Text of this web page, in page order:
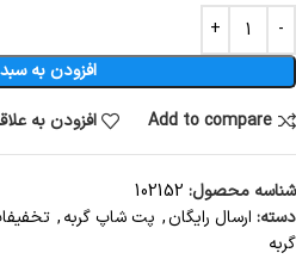
افزودن به
Add to compare
افزودن به
شناسه محصول: 102152
دسته: ارسال رایگان, پت شاپ گربه,
گربه